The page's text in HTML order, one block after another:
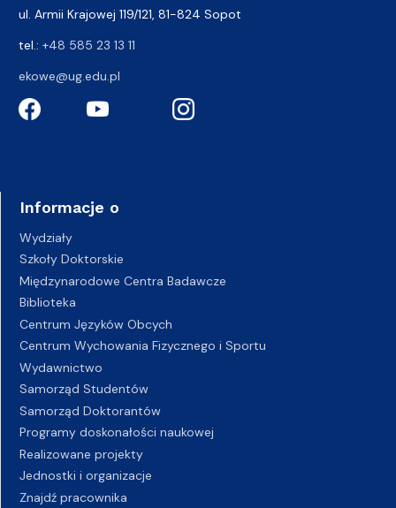
ul. Armii Krajowej 119/121, 81-824 Sopot
tel.: +48 585 23 13 11
ekowe@ug.edu.pl
Informacje o
Wydziały
Szkoły Doktorskie
Międzynarodowe Centra Badawcze
Biblioteka
Centrum Języków Obcych
Centrum Wychowania Fizycznego i Sportu
Wydawnictwo
Samorząd Studentów
Samorząd Doktorantów
Programy doskonałości naukowej
Realizowane projekty
Jednostki i organizacje
Znajdź pracownika